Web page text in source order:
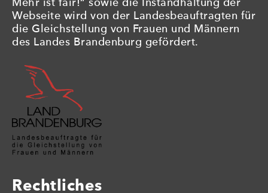
Mehr ist fair!“ sowie die Instandhaltung der
Webseite wird von der Landesbeauftragten für
die Gleichstellung von Frauen und Männern
des Landes Brandenburg gefördert.
Rechtliches